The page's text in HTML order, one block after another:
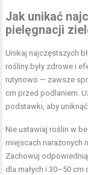
Jak unikać
pielęgnacji
Unikaj najczęstszych
rośliny były zdrowe i
rutynowo — zawsze
cm przed podlaniem.
podstawki, aby uniknąć
Nie ustawiaj roślin w
miejscach narażonych
Zachowuj
dla małych i 30–50